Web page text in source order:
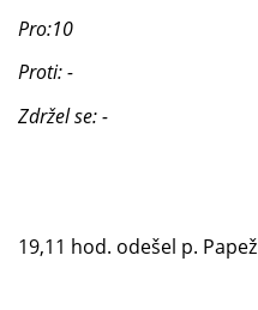
Pro:10
Proti: -
Zdržel se: -
19,11 hod. odešel p. Papež